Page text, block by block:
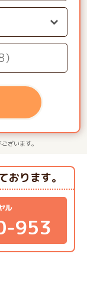
ざいます。
ル
953
おります。